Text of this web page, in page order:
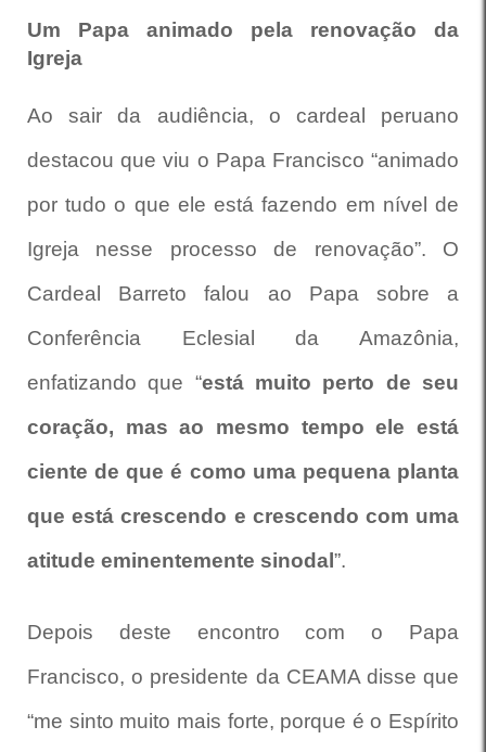
Um Papa animado pela renovação da
Igreja
Ao sair da audiência, o cardeal peruano
destacou que viu o Papa Francisco “animado
por tudo o que ele está fazendo em nível de
Igreja nesse processo de renovação”. O
Cardeal Barreto falou ao Papa sobre a
Conferência Eclesial da Amazônia,
enfatizando que “está muito perto de seu
coração, mas ao mesmo tempo ele está
ciente de que é como uma pequena planta
que está crescendo e crescendo com uma
atitude eminentemente sinodal ”.
Depois deste encontro com o Papa
Francisco, o presidente da CEAMA disse que
“me sinto muito mais forte, porque é o Espírito